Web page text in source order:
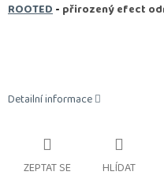
ROOTED- přirozený efect
Detailní informace
ZEPTAT SE HLÍDAT